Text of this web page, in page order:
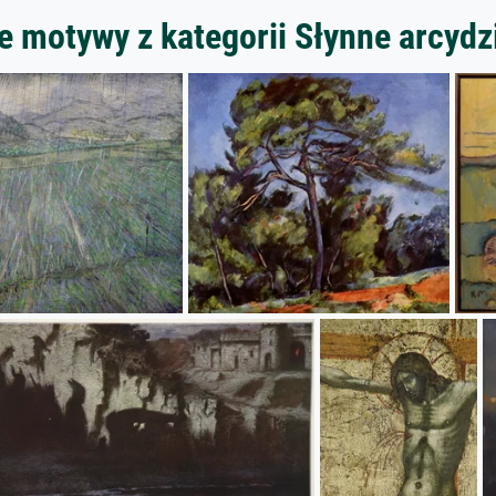
motywy z kategorii Słynne